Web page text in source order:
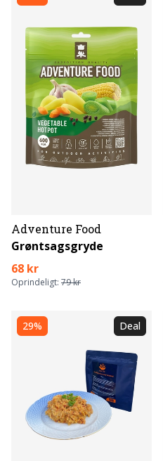
Adventure Food
Grøntsagsgryde
68 kr
Oprindeligt: 79 kr
29% Deal